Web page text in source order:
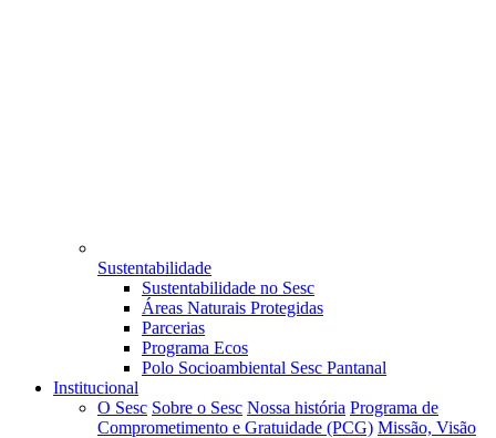
Sustentabilidade
Sustentabilidade no Sesc
Áreas Naturais Protegidas
Parcerias
Programa Ecos
Polo Socioambiental Sesc Pantanal
Institucional
O Sesc Sobre o Sesc Nossa história Programa de
Comprometimento e Gratuidade (PCG) Missão, Visão